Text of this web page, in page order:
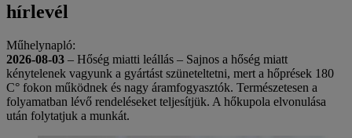
hírlevél
Műhelynapló:
2026-08-03 – Hőség miatti leállás – Sajnos a hőség miatt
kénytelenek vagyunk a gyártást szüneteltetni, mert a hőprések 180
C° fokon működnek és nagy áramfogyasztók. Természetesen a
folyamatban lévő rendeléseket teljesítjük. A hőkupola elvonulása
után folytatjuk a munkát.